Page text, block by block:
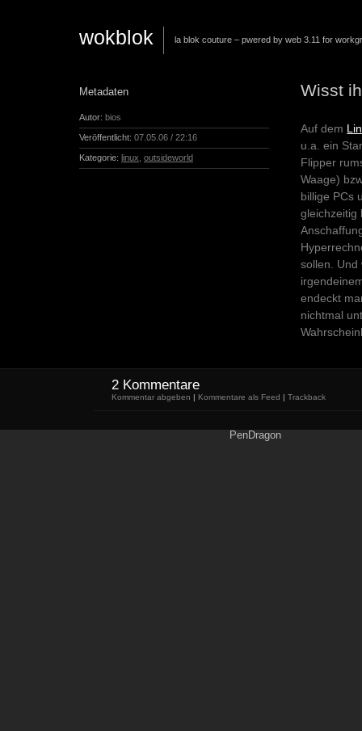
wokblok la blok couture – pwered by web 3.11 for
Wisst
Auf dem
u.a. ein
Flipper
Waage)
billige PCs
gleichzeitig
sollen. Und
endeckt
nichtmal
Metadaten
Autor: bios
Veröffentlicht: 07.05.06 / 22:16
Kategorie: linux,outsideworld
2 Kommentare
Kommentar abgeben | Kommentare als Feed | Trackback
PenDragon